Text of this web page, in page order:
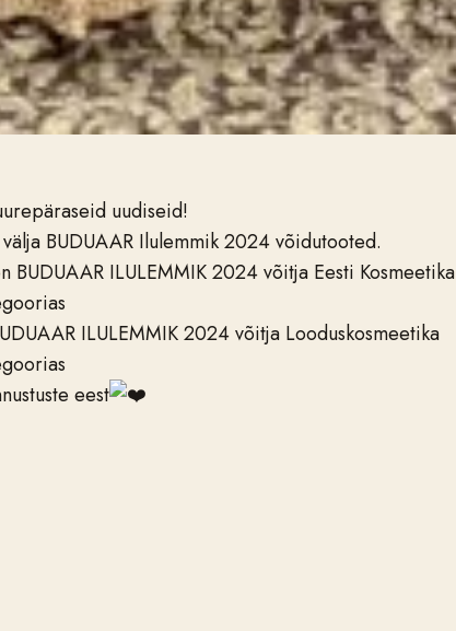
uudiseid!
BUDUAAR Ilulemmik 2024 võidutooted.
BUDUAAR ILULEMMIK 2024 võitja Eesti Kosmeetika
ILULEMMIK 2024 võitja Looduskosmeetika
eest